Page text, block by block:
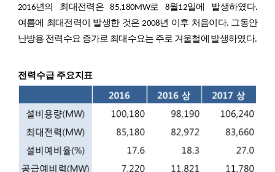
2016년의 최대전력은 85,180MW로 8월12일에 발생하였다.
여름에 최대전력이 발생한 것은 2008년 이후 처음이다. 그동안
난방용 전력수요 증가로 최대수요는 주로 겨울철에 발생하였다.
전력수급 주요지표